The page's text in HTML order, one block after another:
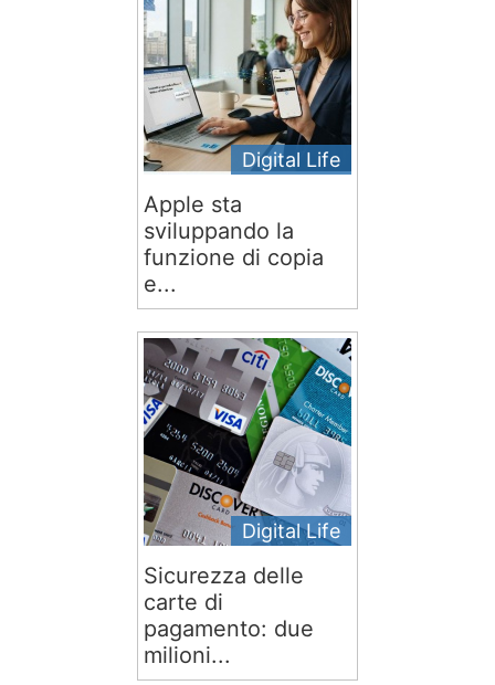
Digital Life
Apple sta
sviluppando la
funzione di copia
e...
Digital Life
Sicurezza delle
carte di
pagamento: due
milioni...